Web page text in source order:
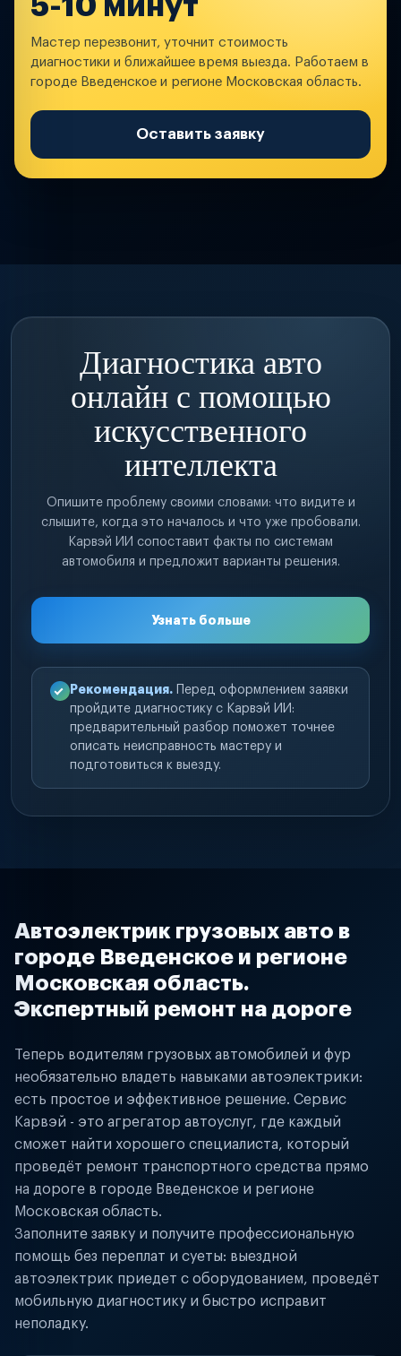
5-10 минут
Мастер перезвонит, уточнит стоимость
диагностики и ближайшее время выезда. Работаем в
городе Введенское и регионе Московская область.
Оставить заявку
Диагностика авто
онлайн с помощью
искусственного
интеллекта
Опишите проблему своими словами: что видите и
слышите, когда это началось и что уже пробовали.
Карвэй ИИ сопоставит факты по системам
автомобиля и предложит варианты решения.
Узнать больше
Рекомендация. Перед оформлением заявки
пройдите диагностику с Карвэй ИИ:
предварительный разбор поможет точнее
описать неисправность мастеру и
подготовиться к выезду.
Автоэлектрик грузовых авто в
городе Введенское и регионе
Московская область.
Экспертный ремонт на дороге
Теперь водителям грузовых автомобилей и фур
необязательно владеть навыками автоэлектрики:
есть простое и эффективное решение. Сервис
Карвэй - это агрегатор автоуслуг, где каждый
сможет найти хорошего специалиста, который
проведёт ремонт транспортного средства прямо
на дороге в городе Введенское и регионе
Московская область.
Заполните заявку и получите профессиональную
помощь без переплат и суеты: выездной
автоэлектрик приедет с оборудованием, проведёт
мобильную диагностику и быстро исправит
неполадку.